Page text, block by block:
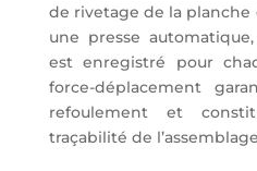
de rivetage de la planche
une presse
est enregistré pour
force-déplacement
refoulement et
traçabilité de